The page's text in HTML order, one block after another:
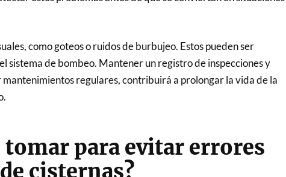
como goteos o ruidos de burbujeo. Estos pueden ser
sistema de bombeo. Mantener un registro de inspecciones y
regulares, contribuirá a prolongar la vida de la
tomar para evitar errores
cisternas?